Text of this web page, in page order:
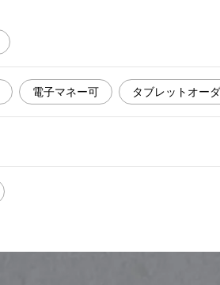
電子マネー可 タブレットオー